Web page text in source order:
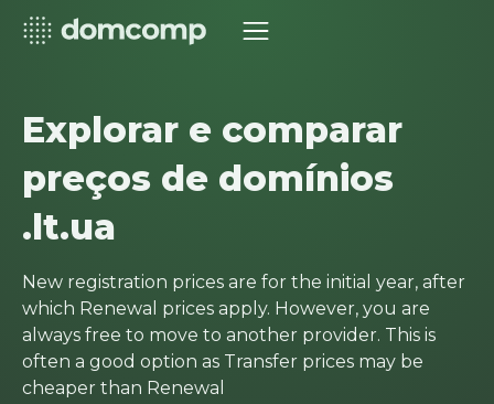
Explorar e comparar
preços de domínios
.lt.ua
New registration prices are for the initial year, after
which Renewal prices apply. However, you are
always free to move to another provider. This is
often a good option as Transfer prices may be
cheaper than Renewal